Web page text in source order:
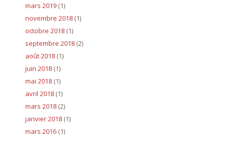
mars 2019 (1)
novembre 2018 (1)
octobre 2018 (1)
septembre 2018 (2)
août 2018 (1)
juin 2018 (1)
mai 2018 (1)
avril 2018 (1)
mars 2018 (2)
janvier 2018 (1)
mars 2016 (1)